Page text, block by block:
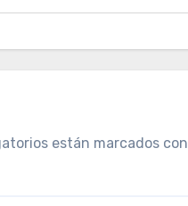
están marcados con